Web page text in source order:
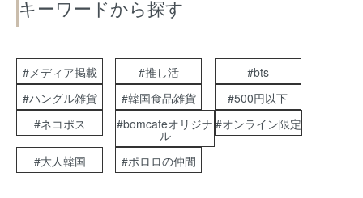
キーワードから探す
#メディア掲載 #推し活
#bts
#ハングル雑貨
#韓国食品雑貨
#500円以下
#ネコポス
#bomcafeオリジナ
ル
#オンライン限定
#大人韓国 #ポロロの仲間